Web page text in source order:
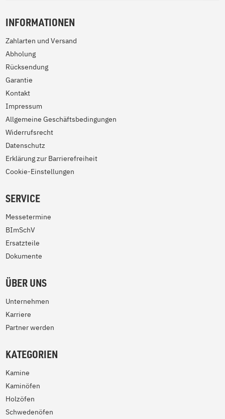
INFORMATIONEN
Zahlarten und Versand
Abholung
Rücksendung
Garantie
Kontakt
Impressum
Allgemeine Geschäftsbedingungen
Widerrufsrecht
Datenschutz
Erklärung zur Barrierefreiheit
Cookie-Einstellungen
SERVICE
Messetermine
BImSchV
Ersatzteile
Dokumente
ÜBER UNS
Unternehmen
Karriere
Partner werden
KATEGORIEN
Kamine
Kaminöfen
Holzöfen
Schwedenöfen